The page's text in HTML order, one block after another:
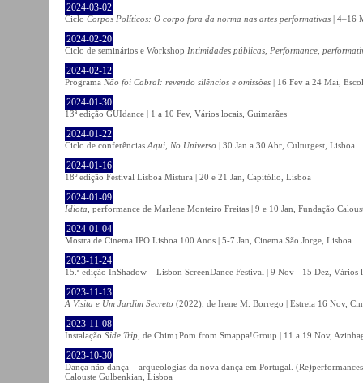
2024-03-02
Ciclo Corpos Políticos: O corpo fora da norma nas artes performativas | 4–16
2024-02-20
Ciclo de seminários e Workshop Intimidades públicas, Performance,
2024-02-12
Programa Não foi Cabral: revendo silêncios e omissões | 16 Fev a 24 Mai,
2024-01-30
13ª edição GUIdance | 1 a 10 Fev, Vários locais, Guimarães
2024-01-22
Ciclo de conferências Aqui, No Universo | 30 Jan a 30 Abr, Culturgest, Lisboa
2024-01-16
18º edição Festival Lisboa Mistura | 20 e 21 Jan, Capitólio, Lisboa
2024-01-09
Idiota , performance de Marlene Monteiro Freitas | 9 e 10 Jan, Fundação
2024-01-04
Mostra de Cinema IPO Lisboa 100 Anos | 5-7 Jan, Cinema São Jorge, Lisboa
2023-11-24
15.ª edição InShadow – Lisbon ScreenDance Festival | 9 Nov - 15 Dez, Vários
2023-11-13
A Visita e Um Jardim Secreto (2022), de Irene M. Borrego | Estreia 16 Nov,
2023-11-08
Instalação Side Trip , de Chim↑Pom from Smappa!Group | 11 a 19 Nov,
2023-10-30
Dança não dança – arqueologias da nova dança em Portugal.
Calouste Gulbenkian, Lisboa